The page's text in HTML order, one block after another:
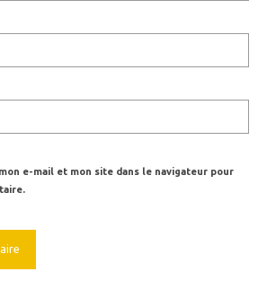
e-mail et mon site dans le navigateur pour